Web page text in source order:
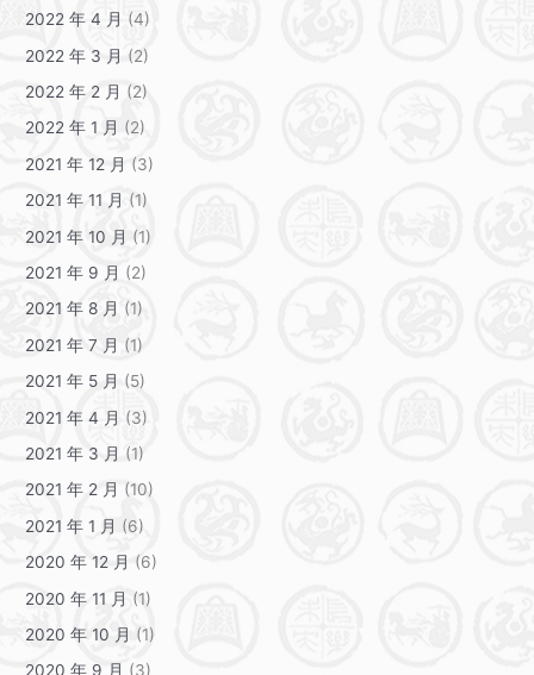
2022 年 4 月 (4)
2022 年 3 月 (2)
2022 年 2 月 (2)
2022 年 1 月 (2)
2021 年 12 月 (3)
2021 年 11 月 (1)
2021 年 10 月 (1)
2021 年 9 月 (2)
2021 年 8 月 (1)
2021 年 7 月 (1)
2021 年 5 月 (5)
2021 年 4 月 (3)
2021 年 3 月 (1)
2021 年 2 月 (10)
2021 年 1 月 (6)
2020 年 12 月 (6)
2020 年 11 月 (1)
2020 年 10 月 (1)
2020 年 9 月 (3)